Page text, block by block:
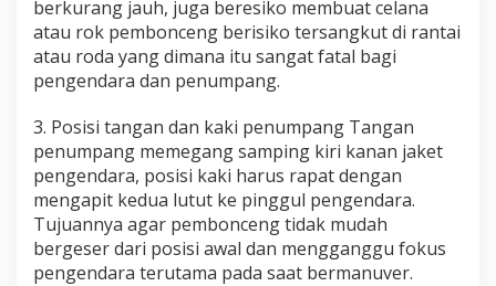
berkurang jauh, juga beresiko membuat celana
atau rok pembonceng berisiko tersangkut di rantai
atau roda yang dimana itu sangat fatal bagi
pengendara dan penumpang.
3. Posisi tangan dan kaki penumpang Tangan
penumpang memegang samping kiri kanan jaket
pengendara, posisi kaki harus rapat dengan
mengapit kedua lutut ke pinggul pengendara.
Tujuannya agar pembonceng tidak mudah
bergeser dari posisi awal dan mengganggu fokus
pengendara terutama pada saat bermanuver.